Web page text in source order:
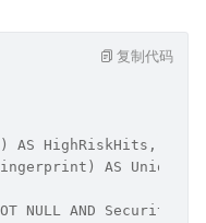
AS HighRiskHits,
AS
NULL AND
复制代码